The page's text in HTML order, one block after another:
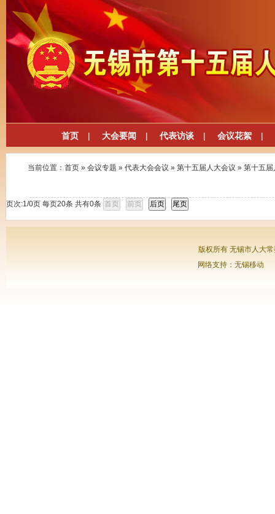
首页 | 大会要闻 | 代表访谈 | 会议花絮 |
当前位置： 首页 » 会议专题 » 代表大会会议 » 第十五届人大会议 » 第十五届
页次:1/0页 每页20条 共有0条
版权所有 无锡市人大
网络支持：无锡移动